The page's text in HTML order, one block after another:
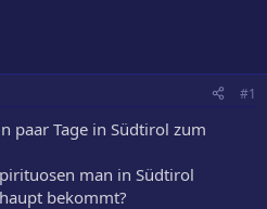
#1
paar Tage in Südtirol zum
man in Südtirol
bekommt?